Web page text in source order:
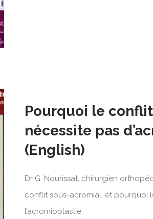
Pourquoi le
nécessite pas
(English)
Dr G. Nourissat, chirurgien
conflit sous-acromial, et pourquoi
l’acromioplastie.